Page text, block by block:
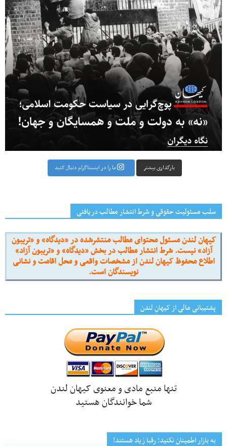
بارگذاری بیشتر ما را در اینستاگرام دنبال کنید
سلب مسئولیت حقوقی و شرط انتشار مطالب دریافتی
کیهان لندن مسئول محتوای مطالب منتشرشده در «دیدگاه» و «تریبون
آزاد» نیست. شرط انتشار مطالب در بخش «دیدگاه» و «تریبون آزاد»
اطلاع محفوظ کیهان لندن از مشخصات واقعی و محل اقامت و نشانی
نویسندگان است.
پشتیبانی مالی از کیهانِ لندن
تنها منبع مادی و معنوی کیهان لندن
شما خوانندگان هستید
به بازار اطمینان نکنید؛ رقبا زیاد هستند!